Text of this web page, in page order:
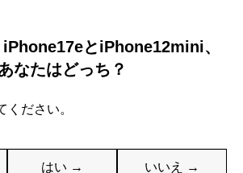
iPhone17eとiPhone12mini、
なたはどっち？
ください。
はい → いいえ →